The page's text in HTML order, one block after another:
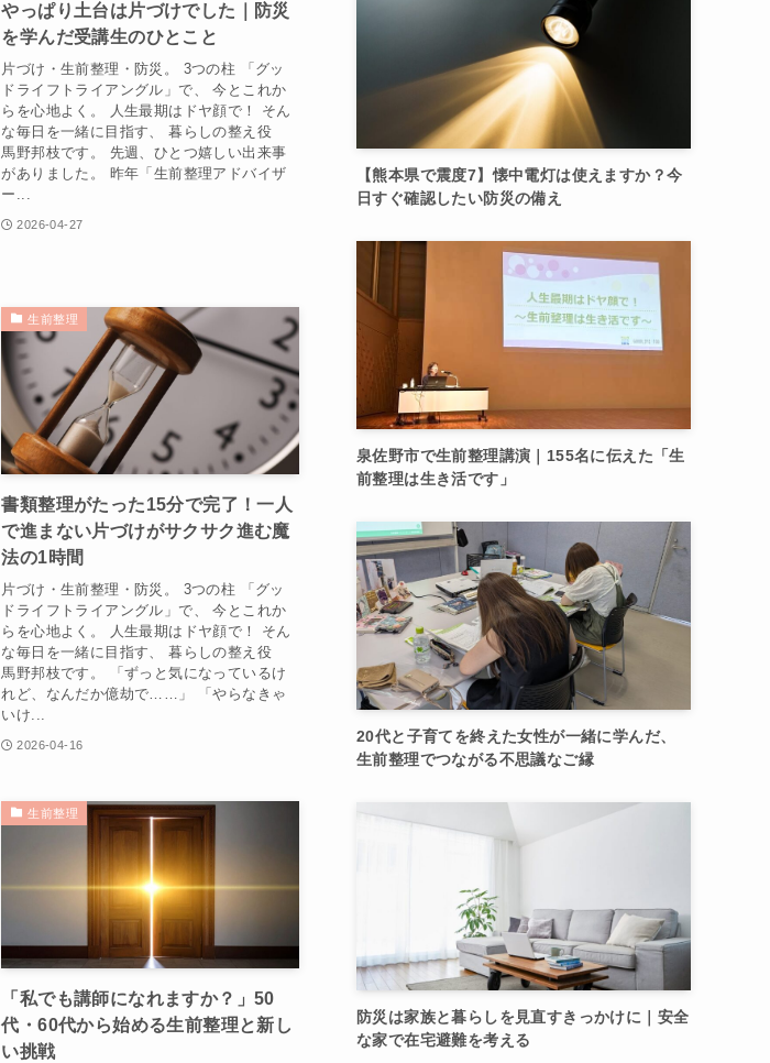
やっぱり土台は片づけでした｜防災
を学んだ受講生のひとこと
片づけ・生前整理・防災。 3つの柱 「グッ
ドライフトライアングル」で、 今とこれか
らを心地よく。 人生最期はドヤ顔で！ そん
な毎日を一緒に目指す、 暮らしの整え役
馬野邦枝です。 先週、ひとつ嬉しい出来事
がありました。 昨年「生前整理アドバイザ
ー...
2026-04-27
生前整理
書類整理がたった15分で完了！一人
で進まない片づけがサクサク進む魔
法の1時間
片づけ・生前整理・防災。 3つの柱 「グッ
ドライフトライアングル」で、 今とこれか
らを心地よく。 人生最期はドヤ顔で！ そん
な毎日を一緒に目指す、 暮らしの整え役
馬野邦枝です。 「ずっと気になっているけ
れど、なんだか億劫で……」 「やらなきゃ
いけ...
2026-04-16
生前整理
「私でも講師になれますか？」50
代・60代から始める生前整理と新し
い挑戦
【熊本県で震度7】懐中電灯は使えますか？今
日すぐ確認したい防災の備え
泉佐野市で生前整理講演｜155名に伝えた「生
前整理は生き活です」
20代と子育てを終えた女性が一緒に学んだ、
生前整理でつながる不思議なご縁
防災は家族と暮らしを見直すきっかけに｜安全
な家で在宅避難を考える